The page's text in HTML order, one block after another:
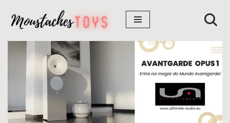
Avançar
para
conteúdo